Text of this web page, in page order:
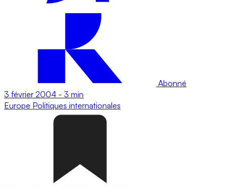
Abonné
3 février 2004 - 3 min
Europe Politiques internationales